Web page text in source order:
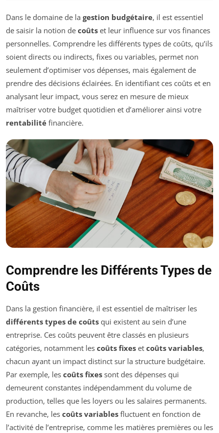
Dans le domaine de la gestion budgétaire, il est essentiel
de saisir la notion de coûts et leur influence sur vos finances
personnelles. Comprendre les différents types de coûts, qu’ils
soient directs ou indirects, fixes ou variables, permet non
seulement d’optimiser vos dépenses, mais également de
prendre des décisions éclairées. En identifiant ces coûts et en
analysant leur impact, vous serez en mesure de mieux
maîtriser votre budget quotidien et d’améliorer ainsi votre
rentabilité financière.
Comprendre les Différents Types de
Coûts
Dans la gestion financière, il est essentiel de maîtriser les
différents types de coûts qui existent au sein d’une
entreprise. Ces coûts peuvent être classés en plusieurs
catégories, notamment les coûts fixes et coûts variables,
chacun ayant un impact distinct sur la structure budgétaire.
Par exemple, les coûts fixes sont des dépenses qui
demeurent constantes indépendamment du volume de
production, telles que les loyers ou les salaires permanents.
En revanche, les coûts variables fluctuent en fonction de
l’activité de l’entreprise, comme les matières premières ou les